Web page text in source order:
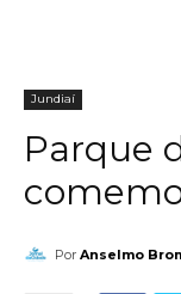
Jundiaí
Parque
Por Anselmo